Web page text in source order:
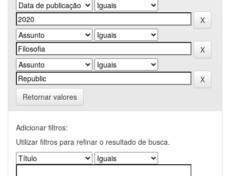
Retornar valores
Adicionar filtros:
Utilizar filtros para refinar o resultado de busca.